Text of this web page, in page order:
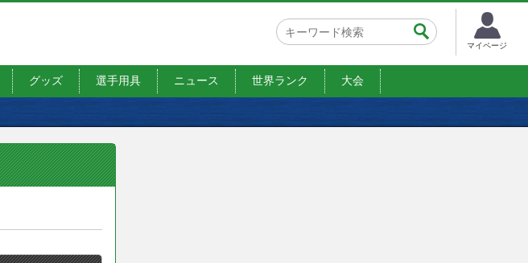
マイページ
グッズ 選手用具 ニュース 世界ランク 大会